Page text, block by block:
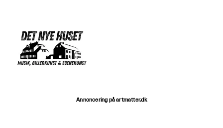
Annoncering på artmatter.dk